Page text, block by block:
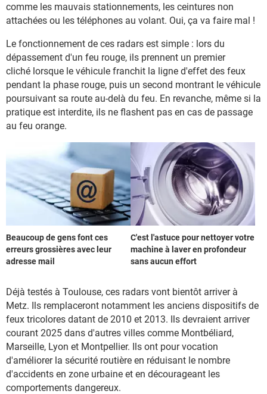
comme les mauvais stationnements, les ceintures non
attachées ou les téléphones au volant. Oui, ça va faire mal !
Le fonctionnement de ces radars est simple : lors du
dépassement d'un feu rouge, ils prennent un premier
cliché lorsque le véhicule franchit la ligne d'effet des feux
pendant la phase rouge, puis un second montrant le véhicule
poursuivant sa route au-delà du feu. En revanche, même si la
pratique est interdite, ils ne flashent pas en cas de passage
au feu orange.
Beaucoup de gens font ces
erreurs grossières avec leur
adresse mail
C'est l'astuce pour nettoyer votre
machine à laver en profondeur
sans aucun effort
Déjà testés à Toulouse, ces radars vont bientôt arriver à
Metz. Ils remplaceront notamment les anciens dispositifs de
feux tricolores datant de 2010 et 2013. Ils devraient arriver
courant 2025 dans d'autres villes comme Montbéliard,
Marseille, Lyon et Montpellier. Ils ont pour vocation
d'améliorer la sécurité routière en réduisant le nombre
d'accidents en zone urbaine et en décourageant les
comportements dangereux.